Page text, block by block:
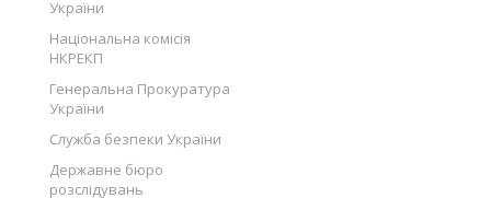
України
Національна комісія
НКРЕКП
Генеральна Прокуратура
України
Служба безпеки України
Державне бюро
розслідувань